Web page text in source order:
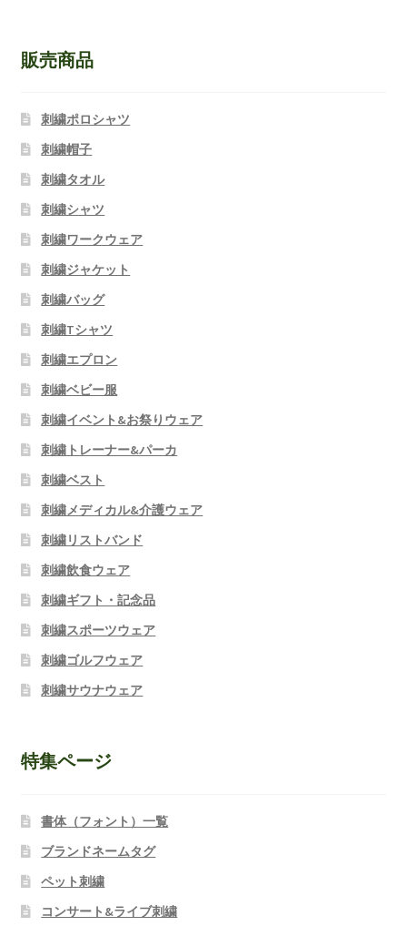
販売商品
刺繍ポロシャツ
刺繍帽子
刺繍タオル
刺繍シャツ
刺繍ワークウェア
刺繍ジャケット
刺繍バッグ
刺繍Tシャツ
刺繍エプロン
刺繍ベビー服
刺繍イベント&お祭りウェア
刺繍トレーナー&パーカ
刺繍ベスト
刺繍メディカル&介護ウェア
刺繍リストバンド
刺繍飲食ウェア
刺繍ギフト・記念品
刺繍スポーツウェア
刺繍ゴルフウェア
刺繍サウナウェア
特集ページ
書体（フォント）一覧
ブランドネームタグ
ペット刺繍
コンサート&ライブ刺繍